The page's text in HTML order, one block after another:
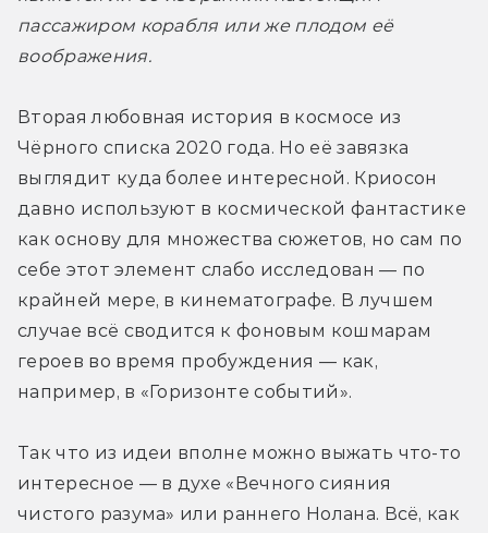
пассажиром корабля или же плодом её
воображения.
Вторая любовная история в космосе из
Чёрного списка 2020 года. Но её завязка
выглядит куда более интересной. Криосон
давно используют в космической фантастике
как основу для множества сюжетов, но сам по
себе этот элемент слабо исследован — по
крайней мере, в кинематографе. В лучшем
случае всё сводится к фоновым кошмарам
героев во время пробуждения — как,
например, в «Горизонте событий».
Так что из идеи вполне можно выжать что-то
интересное — в духе «Вечного сияния
чистого разума» или раннего Нолана. Всё, как